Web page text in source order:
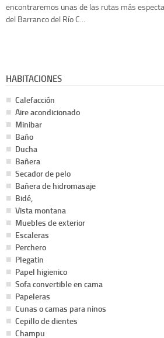
encontraremos unas de las rutas más
del Barranco del Río C...
HABITACIONES
Calefacción
Aire acondicionado
Minibar
Baño
Ducha
Bañera
Secador de pelo
Bañera de hidromasaje
Bidé,
Vista montana
Muebles de exterior
Escaleras
Perchero
Plegatin
Papel higienico
Sofa convertible en cama
Papeleras
Cunas o camas para ninos
Cepillo de dientes
Champu